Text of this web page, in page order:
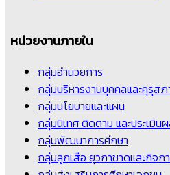
หน่วยงานภายใน
กลุ่มอำนวยการ
กลุ่มบริหารงานบุคคลและคุรุสภ
กลุ่มนโยบายและแผน
กลุ่มนิเทศ ติดตาม และประเมิน
กลุ่มพัฒนาการศึกษา
กลุ่มลูกเสือ ยุวกาชาดและกิจก